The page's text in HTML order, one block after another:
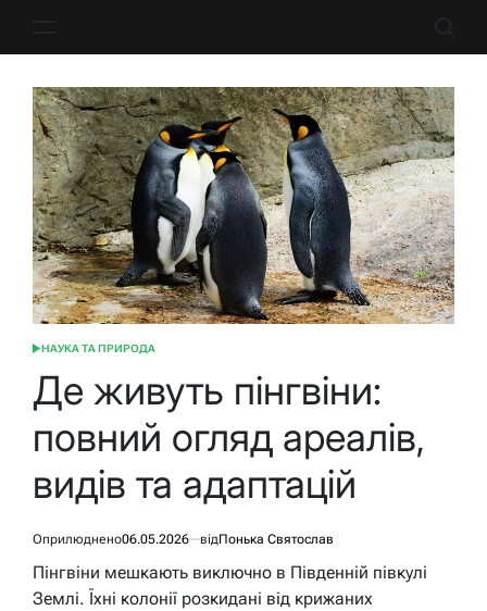
ОПУБЛІКУВАТИ
НАУКА ТА ПРИРОДА
Де живуть пінгвіни:
повний огляд ареалів,
видів та адаптацій
Оприлюднено06.05.2026 відПонька Святослав
Пінгвіни мешкають виключно в Південній півкулі
Землі. Їхні колонії розкидані від крижаних